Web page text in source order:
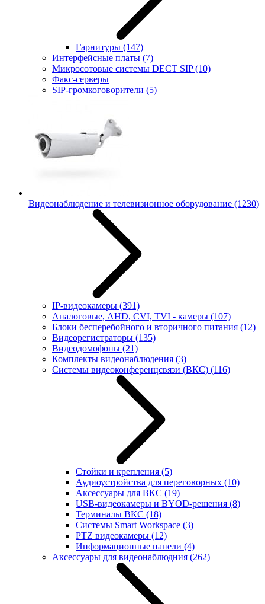
Гарнитуры (147)
Интерфейсные платы (7)
Микросотовые системы DECT SIP(10)
Факс-серверы
SIP-громкоговорители (5)
Видеонаблюдение и телевизионное оборудование (1230)
IP-видеокамеры (391)
Аналоговые, AHD, CVI, TVI - камеры (107)
Блоки бесперебойного и вторичного питания (12)
Видеорегистраторы (135)
Видеодомофоны (21)
Комплекты видеонаблюдения (3)
Системы видеоконференцсвязи (ВКС) (116)
Стойки и крепления (5)
Аудиоустройства для переговорных (10)
Аксессуары для ВКС (19)
USB-видеокамеры и BYOD-решения (8)
Терминалы ВКС (18)
Системы Smart Workspace (3)
PTZ видеокамеры (12)
Информационные панели (4)
Аксессуары для видеонаблюдния (262)